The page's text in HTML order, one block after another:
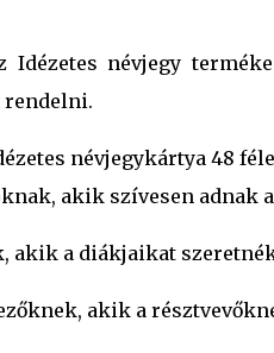
Idézetes névjegy
rendelni.
névjegykártya 48
akik szívesen adnak
akik a diákjaikat
akik a